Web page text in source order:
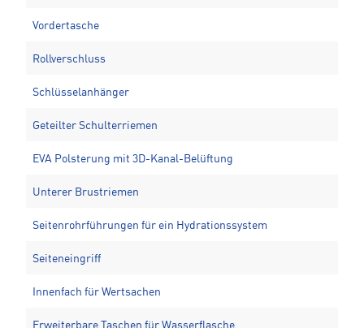
Vordertasche
Rollverschluss
Schlüsselanhänger
Geteilter Schulterriemen
EVA Polsterung mit 3D-Kanal-Belüftung
Unterer Brustriemen
Seitenrohrführungen für ein Hydrationssystem
Seiteneingriff
Innenfach für Wertsachen